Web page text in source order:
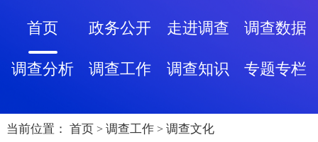
首页 政务公开 走进调查 调查数据
调查分析 调查工作 调查知识 专题专栏
当前位置： 首页 > 调查工作 > 调查文化